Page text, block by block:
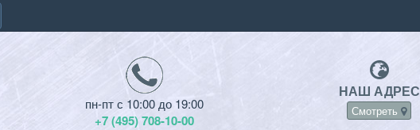
пн-пт с 10:00 до 19:00
+7 (495) 708-10-00
НАШ АДРЕС
Смотреть